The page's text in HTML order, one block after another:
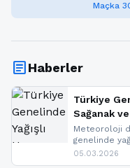
Maçka
articleHaberler
Türkiye
Sağanak
Meteoroloji
genelinde
bölgelerinde
05.03.2026